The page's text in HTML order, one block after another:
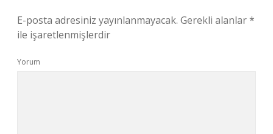
E-posta adresiniz yayınlanmayacak. Gerekli alanlar*
ile işaretlenmişlerdir
Yorum